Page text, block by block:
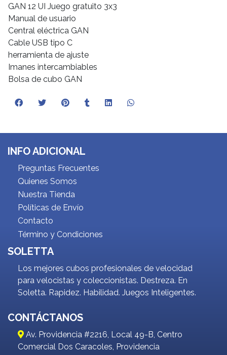
GAN 12 UI Juego gratuito 3x3
Manual de usuario
Central eléctrica GAN
Cable USB tipo C
herramienta de ajuste
Imanes intercambiables
Bolsa de cubo GAN
INFO ADICIONAL
Preguntas Frecuentes
Quienes Somos
Nuestra Tienda
Políticas de Envío
Contacto
Término y Condiciones
SOLETTA
Los mejores cubos profesionales de velocidad
para velocistas y coleccionistas. Destreza. En
Soletta. Rapidez. Habilidad. Juegos Inteligentes.
CONTÁCTANOS
Av. Providencia #2216, Local 49-B, Centro
Comercial Dos Caracoles, Providencia